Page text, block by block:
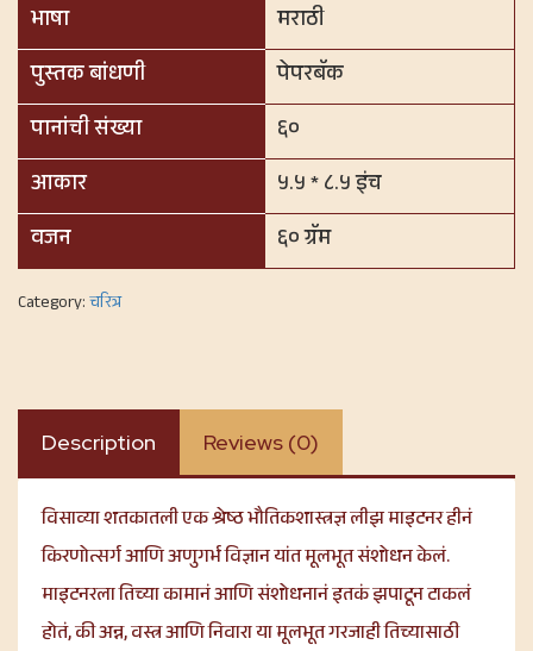
भाषा
मराठी
पुस्तक बांधणी
पेपरबॅक
पानांची संख्या
६०
आकार
५.५ * ८.५ इंच
वजन
६० ग्रॅम
Category:चरित्र
Description Reviews (0)
विसाव्या शतकातली एक श्रेष्ठ भौतिकशास्त्रज्ञ लीझ माइटनर हीनं
किरणोत्सर्ग आणि अणुगर्भ विज्ञान यांत मूलभूत संशोधन केलं.
माइटनरला तिच्या कामानं आणि संशोधनानं इतकं झपाटून टाकलं
होतं, की अन्न, वस्त्र आणि निवारा या मूलभूत गरजाही तिच्यासाठी